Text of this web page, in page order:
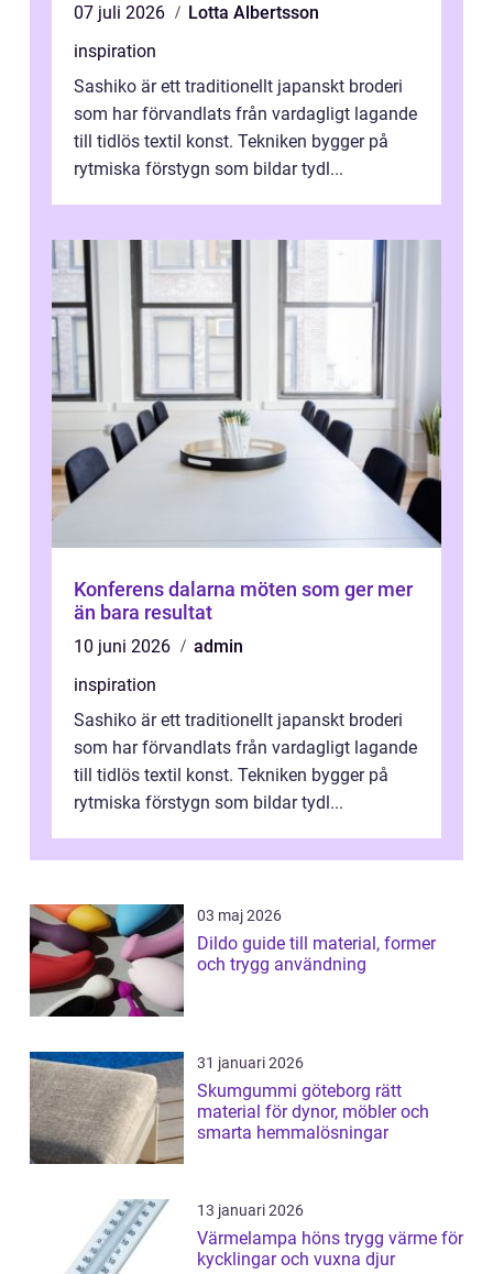
07 juli 2026
Lotta Albertsson
inspiration
Sashiko är ett traditionellt japanskt broderi
som har förvandlats från vardagligt lagande
till tidlös textil konst. Tekniken bygger på
rytmiska förstygn som bildar tydl...
Konferens dalarna möten som ger mer
än bara resultat
10 juni 2026
admin
inspiration
Sashiko är ett traditionellt japanskt broderi
som har förvandlats från vardagligt lagande
till tidlös textil konst. Tekniken bygger på
rytmiska förstygn som bildar tydl...
03 maj 2026
Dildo guide till material, former
och trygg användning
31 januari 2026
Skumgummi göteborg rätt
material för dynor, möbler och
smarta hemmalösningar
13 januari 2026
Värmelampa höns trygg värme för
kycklingar och vuxna djur